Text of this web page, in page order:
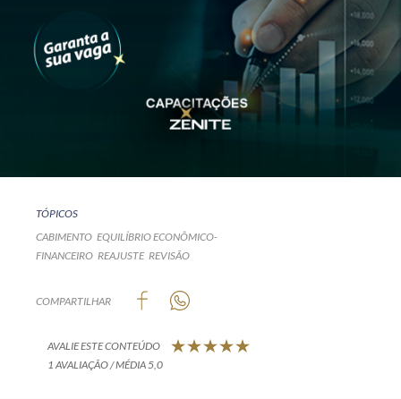
TÓPICOS
CABIMENTO EQUILÍBRIO ECONÔMICO-
FINANCEIRO REAJUSTE REVISÃO
COMPARTILHAR
AVALIE ESTE CONTEÚDO
1 AVALIAÇÃO / MÉDIA 5,0